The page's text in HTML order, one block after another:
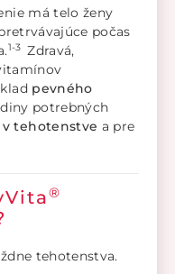
má telo ženy
počas
1-3 Zdravá,
pevného
potrebných
tehotenstve a pre
®
tehotenstva.